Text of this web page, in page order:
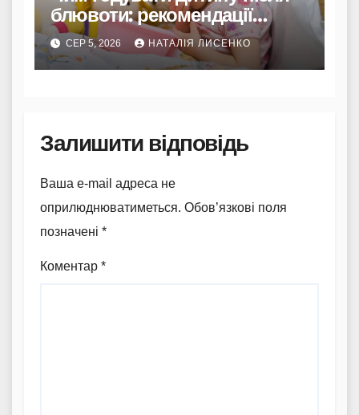
блювоти: рекомендації
Комаровського
СЕР 5, 2026 НАТАЛІЯ ЛИСЕНКО
Залишити відповідь
Ваша e-mail адреса не
оприлюднюватиметься. Обов’язкові поля
позначені *
Коментар *